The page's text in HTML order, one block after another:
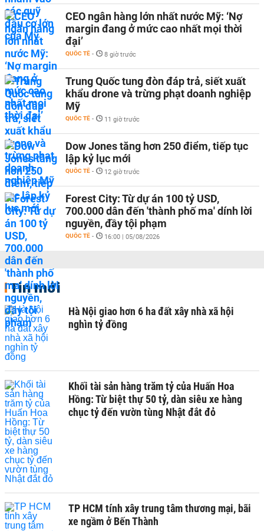
CEO ngân hàng lớn nhất nước Mỹ: ‘Nợ
margin đang ở mức cao nhất mọi thời
đại’
QUỐC TẾ - 8 giờ trước
Trung Quốc tung đòn đáp trả, siết xuất
khẩu drone và trừng phạt doanh nghiệp
Mỹ
QUỐC TẾ - 11 giờ trước
Dow Jones tăng hơn 250 điểm, tiếp tục
lập kỷ lục mới
QUỐC TẾ - 12 giờ trước
Forest City: Từ dự án 100 tỷ USD,
700.000 dân đến 'thành phố ma' dính lời
nguyền, đầy tội phạm
QUỐC TẾ - 16:00 | 05/08/2026
Tin mới
Hà Nội giao hơn 6 ha đất xây nhà xã hội
nghìn tỷ đồng
Khối tài sản hàng trăm tỷ của Huấn Hoa
Hồng: Từ biệt thự 50 tỷ, dàn siêu xe hàng
chục tỷ đến vườn tùng Nhật đắt đỏ
TP HCM tính xây trung tâm thương mại, bãi
xe ngầm ở Bến Thành